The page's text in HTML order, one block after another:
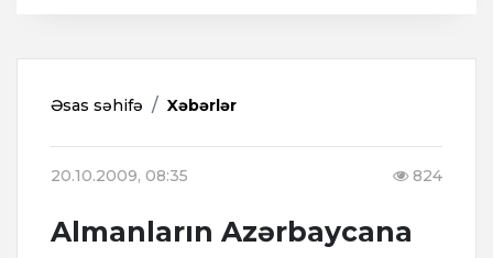
Əsas səhifə Xəbərlər
20.10.2009, 08:35 824
Almanların Azərbaycana